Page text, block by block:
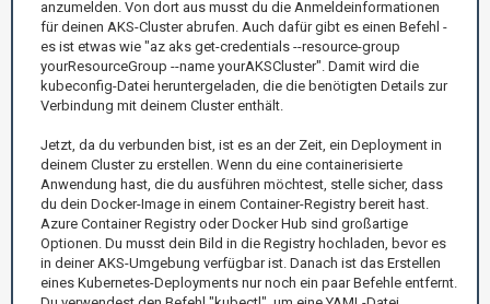
anzumelden. Von dort aus musst du die Anmeldeinformationen
für deinen AKS-Cluster abrufen. Auch dafür gibt es einen Befehl -
es ist etwas wie "az aks get-credentials --resource-group
yourResourceGroup --name yourAKSCluster". Damit wird die
kubeconfig-Datei heruntergeladen, die die benötigten Details zur
Verbindung mit deinem Cluster enthält.
Jetzt, da du verbunden bist, ist es an der Zeit, ein Deployment in
deinem Cluster zu erstellen. Wenn du eine containerisierte
Anwendung hast, die du ausführen möchtest, stelle sicher, dass
du dein Docker-Image in einem Container-Registry bereit hast.
Azure Container Registry oder Docker Hub sind großartige
Optionen. Du musst dein Bild in die Registry hochladen, bevor es
in deiner AKS-Umgebung verfügbar ist. Danach ist das Erstellen
eines Kubernetes-Deployments nur noch ein paar Befehle entfernt.